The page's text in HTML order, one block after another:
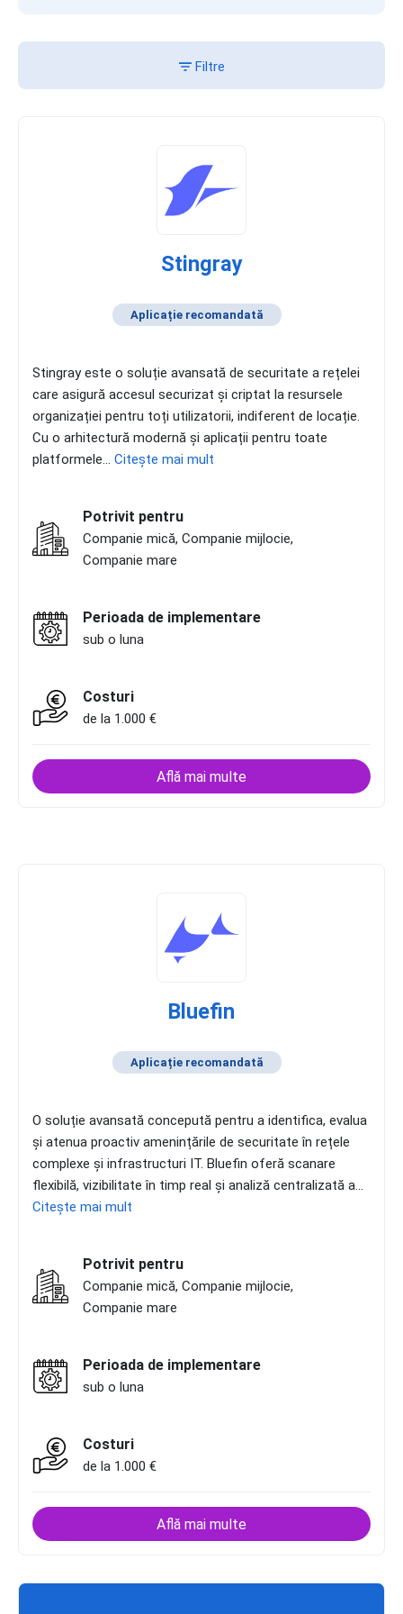
Stingray
Aplicație recomandată
Stingray este o soluție avansată de securitate a rețelei
care asigură accesul securizat și criptat la resursele
organizației pentru toți utilizatorii, indiferent de locație.
Cu o arhitectură modernă și aplicații pentru toate
platformele... Citește mai mult
Potrivit pentru
Companie mică, Companie mijlocie,
Companie mare
Perioada de implementare
sub o luna
Costuri
de la 1.000 €
Află mai multe
Bluefin
Aplicație recomandată
O soluție avansată concepută pentru a identifica, evalua
și atenua proactiv amenințările de securitate în rețele
complexe și infrastructuri IT. Bluefin oferă scanare
flexibilă, vizibilitate în timp real și analiză centralizată a...
Citește mai mult
Potrivit pentru
Companie mică, Companie mijlocie,
Companie mare
Perioada de implementare
sub o luna
Costuri
de la 1.000 €
Află mai multe
Filtre